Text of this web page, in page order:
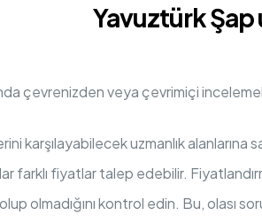
Yavuztürk Şap
çevrenizden veya çevrimiçi
karşılayabilecek uzmanlık alanlarına
farklı fiyatlar talep edebilir.
olup olmadığını kontrol edin. Bu, olası